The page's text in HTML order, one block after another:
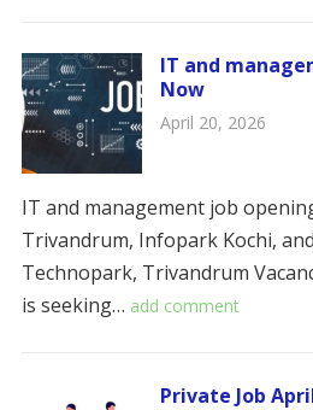
IT and
Now
April 20, 2026
IT and management job
Trivandrum, Infopark Kochi,
Technopark, Trivandrum
is seeking… add comment
Private Job